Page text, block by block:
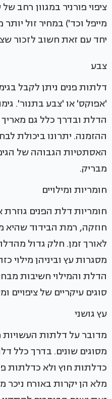
ציפוי פורניר במגוון רחב
מייפל וכד') במחיר זול
יחד עם זאת חשוב לזכור
צבע
דלתות פנים ניתן לקבל
'אפוקס' או 'צבע בתנור'.
הדלת ובדרך כלל גם
ההזמנה. יתרונו ביכולת
האסתטיות הגבוהה של
מבריק.
חומריות ומילויים
חומריות דלת הפנים
חוזקה, רמת הבידוד שהיא
לאורך זמן. חלק גדול
מסגרות עץ וביניהן מילוי
הדלת והמילוי חשיבות
סוגים עיקריים של ציפויים
עץ גושני
מדובר על דלתות
מסוגים שונים. בדרך כלל
כדלתות חוץ ולא כדלתות
מלא הן יקרות באורח